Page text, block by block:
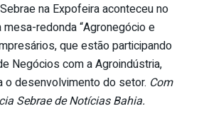
na Expofeira aconteceu no
redonda “Agronegócio e
que estão participando
Negócios com a Agroindústria,
o desenvolvimento do setor. Com
Sebrae de Notícias Bahia.